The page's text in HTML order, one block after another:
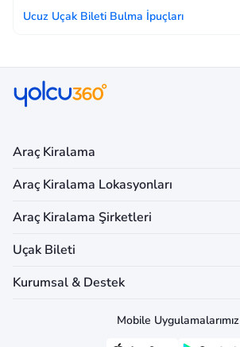
Ucuz Uçak Bileti Bulma İpuçları
Araç Kiralama
Araç Kiralama Lokasyonları
Araç Kiralama Şirketleri
Uçak Bileti
Kurumsal & Destek
Mobile Uygulamalarımız